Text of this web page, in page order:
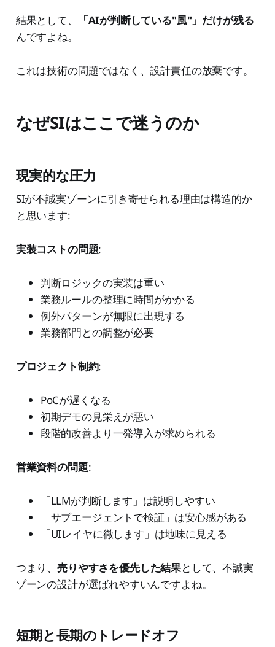
結果として、
「AIが判断している"風"」だけが残る
んですよね。
これは技術の問題ではなく、設計責任の放棄です。
なぜSIはここで迷うのか
現実的な圧力
SIが不誠実ゾーンに引き寄せられる理由は構造的か
と思います:
実装コストの問題:
判断ロジックの実装は重い
業務ルールの整理に時間がかかる
例外パターンが無限に出現する
業務部門との調整が必要
プロジェクト制約:
PoCが遅くなる
初期デモの見栄えが悪い
段階的改善より一発導入が求められる
営業資料の問題:
「LLMが判断します」は説明しやすい
「サブエージェントで検証」は安心感がある
「UIレイヤに徹します」は地味に見える
つまり、売りやすさを優先した結果として、不誠実
ゾーンの設計が選ばれやすいんですよね。
短期と長期のトレードオフ